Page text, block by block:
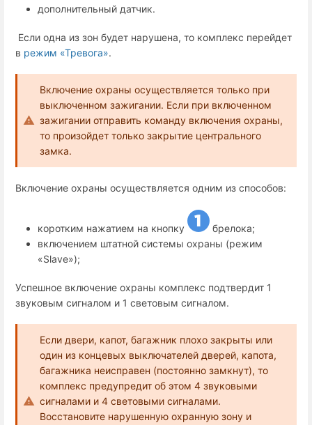
дополнительный датчик.
Если одна из зон будет нарушена, то комплекс перейдет
в режим «Тревога».
Включение охраны осуществляется только при
выключенном зажигании. Если при включенном
зажигании отправить команду включения охраны,
то произойдет только закрытие центрального
замка.
Включение охраны осуществляется одним из способов:
коротким нажатием на кнопку
брелока;
включением штатной системы охраны (режим
«Slave»);
Успешное включение охраны комплекс подтвердит 1
звуковым сигналом и 1 световым сигналом.
Если двери, капот, багажник плохо закрыты или
один из концевых выключателей дверей, капота,
багажника неисправен (постоянно замкнут), то
комплекс предупредит об этом 4 звуковыми
сигналами и 4 световыми сигналами.
Восстановите нарушенную охранную зону и